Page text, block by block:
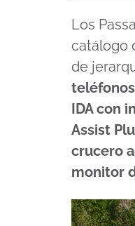
Los
catálogo
de
IDA con
Assist
crucero
monitor